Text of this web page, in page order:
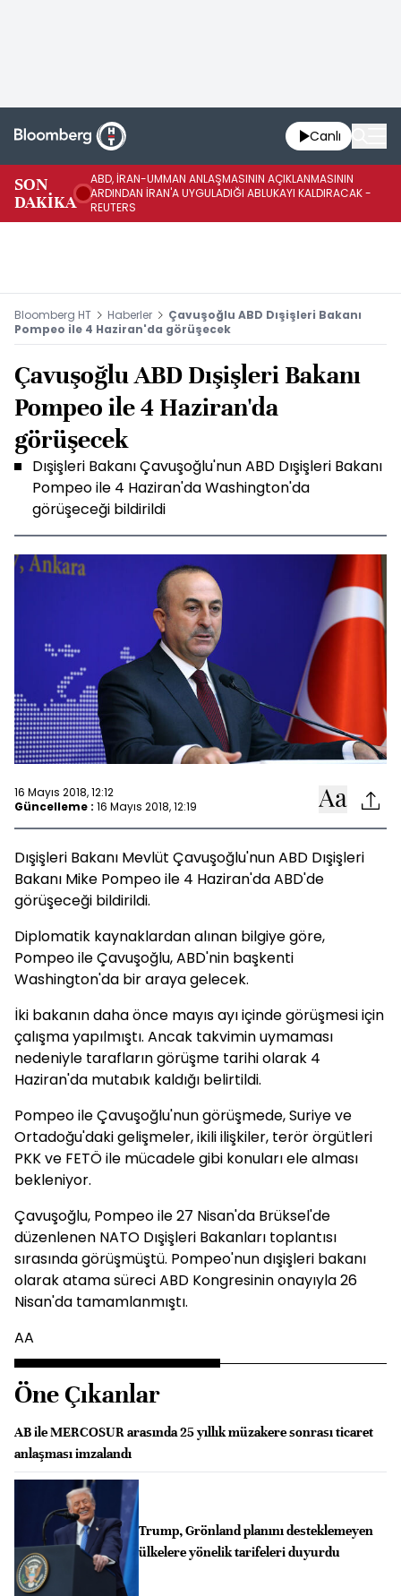
Canlı
SON
DAKİKA
ABD, İRAN-UMMAN ANLAŞMASININ AÇIKLANMASININ
ARDINDAN İRAN'A UYGULADIĞI ABLUKAYI KALDIRACAK -
REUTERS
Bloomberg HT Haberler
Çavuşoğlu ABD Dışişleri Bakanı
Pompeo ile 4 Haziran'da görüşecek
Çavuşoğlu ABD Dışişleri Bakanı
Pompeo ile 4 Haziran'da
görüşecek
Dışişleri Bakanı Çavuşoğlu'nun ABD Dışişleri Bakanı
Pompeo ile 4 Haziran'da Washington'da
görüşeceği bildirildi
16 Mayıs 2018, 12:12
Güncelleme : 16 Mayıs 2018, 12:19
Dışişleri Bakanı Mevlüt Çavuşoğlu'nun ABD Dışişleri
Bakanı Mike Pompeo ile 4 Haziran'da ABD'de
görüşeceği bildirildi.
Diplomatik kaynaklardan alınan bilgiye göre,
Pompeo ile Çavuşoğlu, ABD'nin başkenti
Washington'da bir araya gelecek.
İki bakanın daha önce mayıs ayı içinde görüşmesi için
çalışma yapılmıştı. Ancak takvimin uymaması
nedeniyle tarafların görüşme tarihi olarak 4
Haziran'da mutabık kaldığı belirtildi.
Pompeo ile Çavuşoğlu'nun görüşmede, Suriye ve
Ortadoğu'daki gelişmeler, ikili ilişkiler, terör örgütleri
PKK ve FETÖ ile mücadele gibi konuları ele alması
bekleniyor.
Çavuşoğlu, Pompeo ile 27 Nisan'da Brüksel'de
düzenlenen NATO Dışişleri Bakanları toplantısı
sırasında görüşmüştü. Pompeo'nun dışişleri bakanı
olarak atama süreci ABD Kongresinin onayıyla 26
Nisan'da tamamlanmıştı.
AA
Öne Çıkanlar
AB ile MERCOSUR arasında 25 yıllık müzakere sonrası ticaret
anlaşması imzalandı
Trump, Grönland planını desteklemeyen
ülkelere yönelik tarifeleri duyurdu